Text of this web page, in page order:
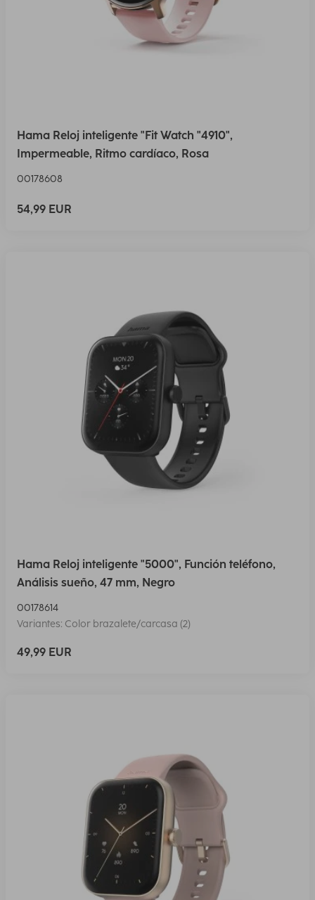
Hama Reloj inteligente "Fit Watch "4910",
Impermeable, Ritmo cardíaco, Rosa
00178608
54,99 EUR
Hama Reloj inteligente "5000", Función teléfono,
Análisis sueño, 47 mm, Negro
00178614
Variantes: Color brazalete/carcasa (2)
49,99 EUR